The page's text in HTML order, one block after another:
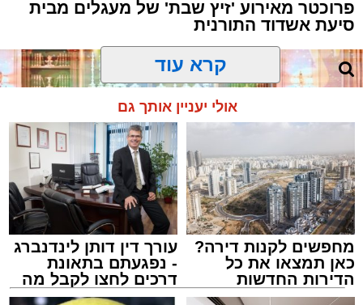
פרוכטר מאירוע 'זיץ שבת' של מעגלים מבית
סיעת אשדוד התורנית
קרא עוד
אולי יעניין אותך גם
מחפשים לקנות דירה?
כאן תמצאו את כל
הדירות החדשות
למכירה באשדוד >>>
עורך דין דותן לינדנברג
- נפגעתם בתאונת
דרכים לחצו לקבל מה
שמגיע לכם